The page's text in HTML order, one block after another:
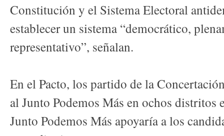
Constitución y el Sistema Electoral
establecer un sistema “democrático,
representativo”, señalan.
En el Pacto, los partido de la
al Junto Podemos Más en ochos distritos
Junto Podemos Más apoyaría a los